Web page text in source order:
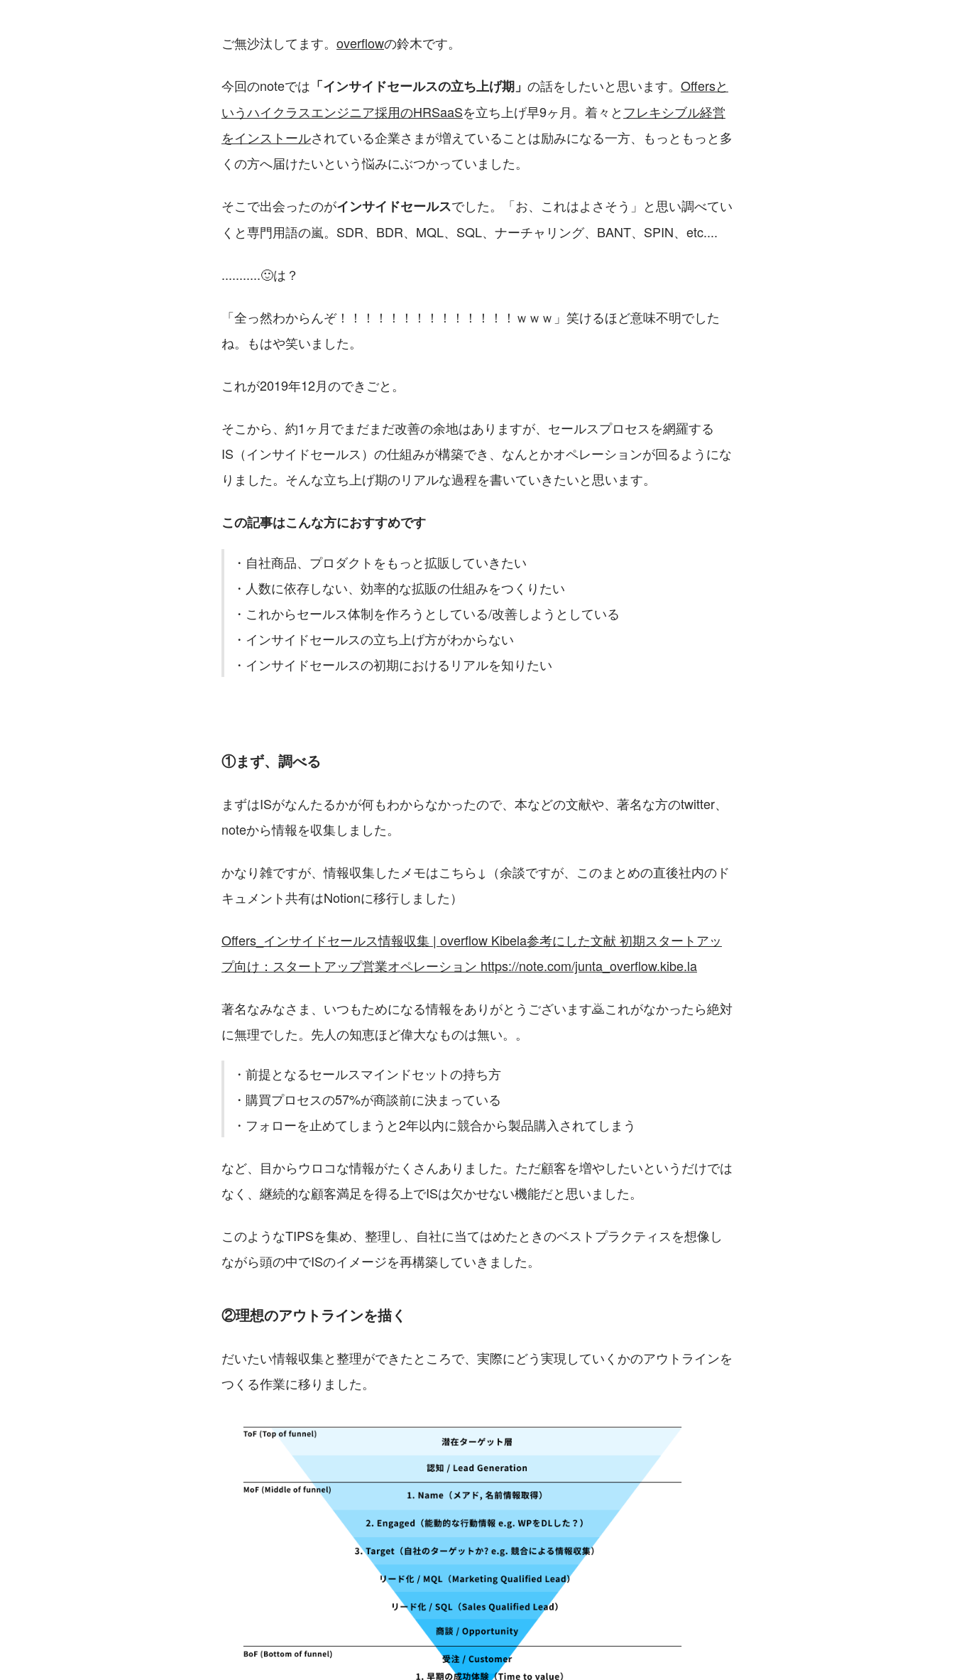
ご無沙汰してます。 overflowの鈴木です。
今回のnoteでは 「インサイドセールスの立ち上げ期」 の話をしたいと思います。 Offersと
いうハイクラスエンジニア採用のHRSaaSを立ち上げ早9ヶ月。着々と フレキシブル経営
をインストールされている企業さまが増えていることは励みになる一方、もっともっと多
くの方へ届けたいという悩みにぶつかっていました。
そこで出会ったのがインサイドセールスでした。「お、これはよさそう」と思い調べてい
くと専門用語の嵐。SDR、BDR、MQL、SQL、ナーチャリング、BANT、SPIN、etc....
...........🙂は？
「全っ然わからんぞ！！！！！！！！！！！！！！ｗｗｗ」笑けるほど意味不明でした
ね。もはや笑いました。
これが2019年12月のできごと。
そこから、約1ヶ月でまだまだ改善の余地はありますが、セールスプロセスを網羅する
IS（インサイドセールス）の仕組みが構築でき、なんとかオペレーションが回るようにな
りました。そんな立ち上げ期のリアルな過程を書いていきたいと思います。
この記事はこんな方におすすめです
・自社商品、プロダクトをもっと拡販していきたい
・人数に依存しない、効率的な拡販の仕組みをつくりたい
・これからセールス体制を作ろうとしている/改善しようとしている
・インサイドセールスの立ち上げ方がわからない
・インサイドセールスの初期におけるリアルを知りたい
①まず、調べる
まずはISがなんたるかが何もわからなかったので、本などの文献や、著名な方のtwitter、
noteから情報を収集しました。
かなり雑ですが、情報収集したメモはこちら↓（余談ですが、このまとめの直後社内のド
キュメント共有はNotionに移行しました）
Offers_インサイドセールス情報収集 | overflow Kibela参考にした文献 初期スタートアッ
プ向け：スタートアップ営業オペレーション https://note.com/junta_overflow.kibe.la
著名なみなさま、いつもためになる情報をありがとうございます🙇これがなかったら絶対
に無理でした。先人の知恵ほど偉大なものは無い。。
・前提となるセールスマインドセットの持ち方
・購買プロセスの57%が商談前に決まっている
・フォローを止めてしまうと2年以内に競合から製品購入されてしまう
など、目からウロコな情報がたくさんありました。ただ顧客を増やしたいというだけでは
なく、継続的な顧客満足を得る上でISは欠かせない機能だと思いました。
このようなTIPSを集め、整理し、自社に当てはめたときのベストプラクティスを想像し
ながら頭の中でISのイメージを再構築していきました。
②理想のアウトラインを描く
だいたい情報収集と整理ができたところで、実際にどう実現していくかのアウトラインを
つくる作業に移りました。